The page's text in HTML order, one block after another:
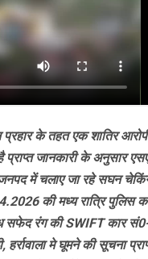
प्रहार के तहत एक शातिर
प्राप्त जानकारी के अनुसार
जनपद में चलाए जा रहे सघन
की मध्य रात्रि पुलिस
सफेद रंग की SWIFT कार
हर्रावाला मे घूमने की सूचना